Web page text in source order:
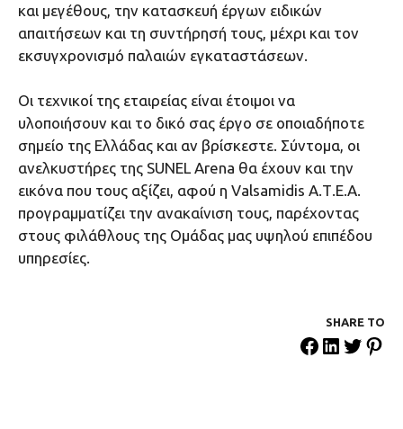
και μεγέθους, την κατασκευή έργων ειδικών
απαιτήσεων και τη συντήρησή τους, μέχρι και τον
εκσυγχρονισμό παλαιών εγκαταστάσεων.
Οι τεχνικοί της εταιρείας είναι έτοιμοι να
υλοποιήσουν και το δικό σας έργο σε οποιαδήποτε
σημείο της Ελλάδας και αν βρίσκεστε. Σύντομα, οι
ανελκυστήρες της SUNEL Arena θα έχουν και την
εικόνα που τους αξίζει, αφού η Valsamidis Α.Τ.Ε.Α.
προγραμματίζει την ανακαίνιση τους, παρέχοντας
στους φιλάθλους της Ομάδας μας υψηλού επιπέδου
υπηρεσίες.
SHARE ΤΟ